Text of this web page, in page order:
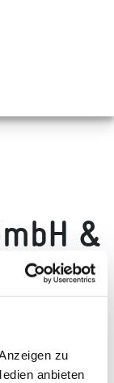
zu
anbieten
&